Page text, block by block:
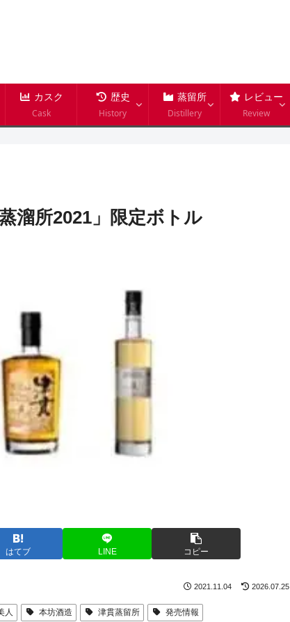
カスク
Cask
歴史
History
蒸留所
Distillery
レビュー
Review
溜所2021」限定ボトル
はてブ LINE コピー
2021.11.04 2026.07.25
人 本坊酒造 津貫蒸留所 発売情報